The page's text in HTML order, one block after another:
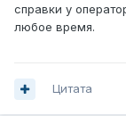
справки у
любое время.
Цитата